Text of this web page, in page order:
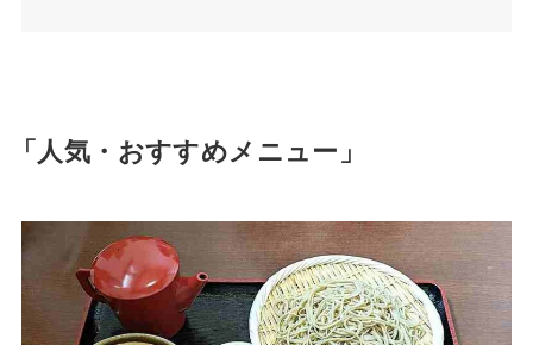
「人気・おすすめメニュー」